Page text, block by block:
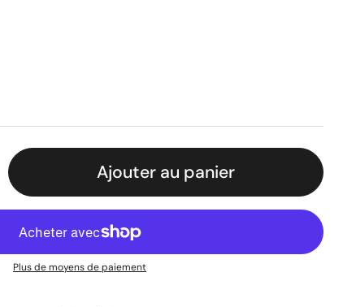
Ajouter au panier
Plus de moyens de paiement